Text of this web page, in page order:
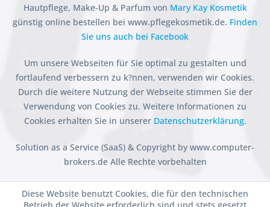
Hautpflege, Make-Up & Parfum von Mary Kay Kosmetik
günstig online bestellen bei www.pflegekosmetik.de. Finden
Sie uns auch bei Facebook
Um unsere Webseiten für Sie optimal zu gestalten und
fortlaufend verbessern zu k?nnen, verwenden wir Cookies.
Durch die weitere Nutzung der Webseite stimmen Sie der
Verwendung von Cookies zu. Weitere Informationen zu
Cookies erhalten Sie in unserer Datenschutzerklärung.
Solution as a Service (SaaS) & Copyright by www.computer-
brokers.de Alle Rechte vorbehalten
Diese Website benutzt Cookies, die für den technischen